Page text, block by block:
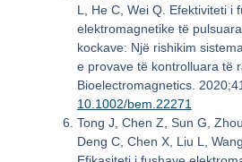
L, He C, Wei Q. Efektiviteti i
elektromagnetike të
kockave: Një rishikim
e provave të kontrolluara të
Bioelectromagnetics.
10.1002/bem.22271
Tong J, Chen Z, Sun G,
Deng C, Chen X, Liu L,